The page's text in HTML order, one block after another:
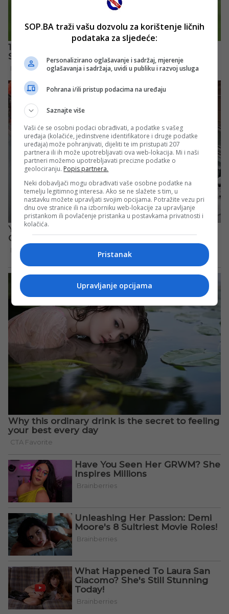
SOP.BA traži vašu dozvolu za korištenje ličnih
podataka za sljedeće:
Personalizirano oglašavanje i sadržaj, mjerenje
oglašavanja i sadržaja, uvidi u publiku i razvoj usluga
Pohrana i/ili pristup podacima na uređaju
Saznajte više
Vaši će se osobni podaci obrađivati, a podatke s vašeg
uređaja (kolačiće, jedinstvene identifikatore i druge podatke
uređaja) može pohranjivati, dijeliti te im pristupati 207
partnera ili ih može upotrebljavati ova web-lokacija. Mi i naši
partneri možemo upotrebljavati precizne podatke o
geolociranju. Popis partnera.
Neki dobavljači mogu obrađivati vaše osobne podatke na
temelju legitimnog interesa. Ako se ne slažete s tim, u
nastavku možete upravljati svojim opcijama. Potražite vezu pri
dnu ove stranice ili na izborniku web-lokacije za upravljanje
pristankom ili povlačenje pristanka u postavkama privatnosti i
kolačića.
Pristanak
Upravljanje opcijama